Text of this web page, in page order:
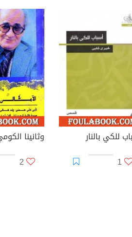
للكي بالنار
1
وثانينا
2